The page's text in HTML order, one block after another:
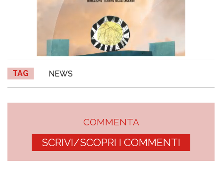
TAG NEWS
COMMENTA
SCRIVI/SCOPRI I COMMENTI